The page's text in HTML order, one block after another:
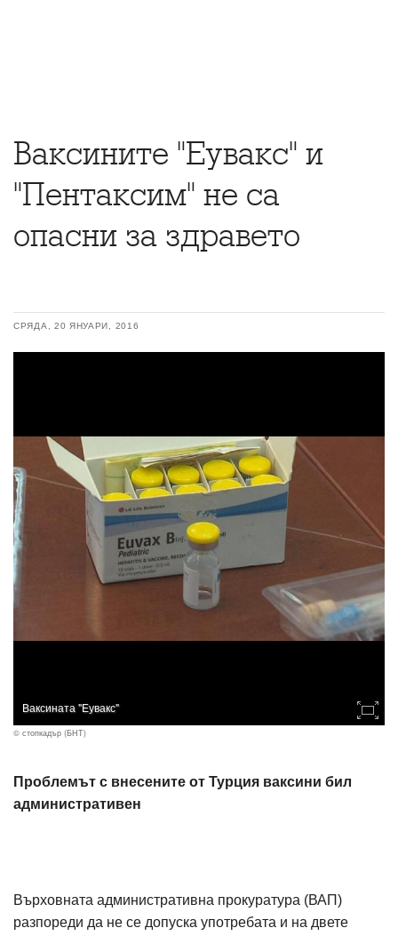
Ваксините "Еувакс" и
"Пентаксим" не са
опасни за здравето
СРЯДА, 20 ЯНУАРИ, 2016
Ваксината "Еувакс"
© стопкадър (БНТ)
Проблемът с внесените от Турция ваксини бил
административен
Върховната административна прокуратура (ВАП)
разпореди да не се допуска употребата и на двете